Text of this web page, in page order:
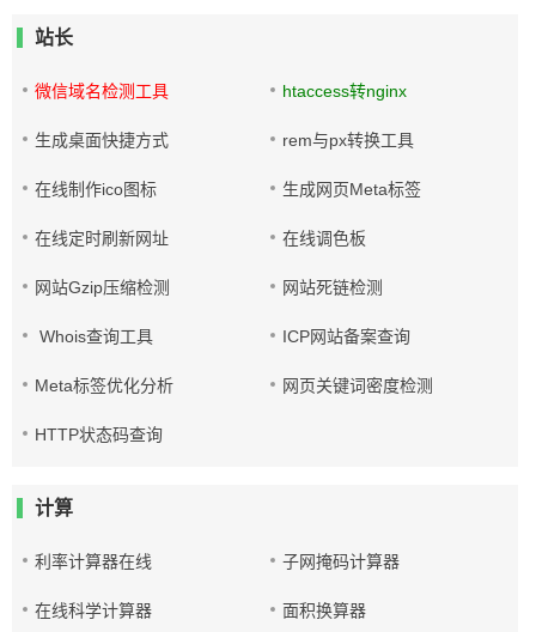
站长
微信域名检测工具 htaccess转nginx
生成桌面快捷方式 rem与px转换工具
在线制作ico图标 生成网页Meta标签
在线定时刷新网址 在线调色板
网站Gzip压缩检测 网站死链检测
Whois查询工具 ICP网站备案查询
Meta标签优化分析 网页关键词密度检测
HTTP状态码查询
计算
利率计算器在线 子网掩码计算器
在线科学计算器 面积换算器